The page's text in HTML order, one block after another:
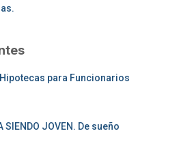
Hipotecas para Funcionarios
SIENDO JOVEN. De sueño